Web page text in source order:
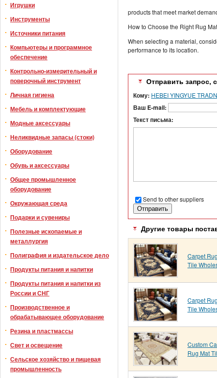
Игрушки
Инструменты
Источники питания
Компьютеры и программное
обеспечение
Контрольно-измерительный и
поверочный инструмент
Личная гигиена
Мебель и комплектующие
Модные аксессуары
Неликвидные запасы (стоки)
Оборудование
Обувь и аксессуары
Общее промышленное
оборудование
Окружающая среда
Подарки и сувениры
Полезные ископаемые и
металлургия
Полиграфия и издательское дело
Продукты питания и напитки
Продукты питания и напитки из
России и СНГ
Производственное и
обрабатывающее оборудование
Резина и пластмассы
Свет и освещение
Сельское хозяйство и пищевая
промышленность
products that meet market
How to Choose the Right Rug
When selecting a material,
performance to its location.
Отправить запрос,
Кому: HEBEI YINGYUE
Ваш E-mail:
Текст письма:
Send to other suppliers
Другие товары
Carpet
Tile
Carpet
Tile
Custom
Rug Mat